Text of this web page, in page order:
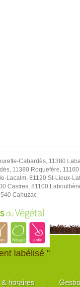
Cabardès, 11380
11380 Roquefère,
Lacalm, 81120 St-Lieux-
Castres, 81100
Cahuzac
labélisé "
horaires